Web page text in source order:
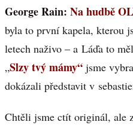
George Rain: Na hudbě
byla to první kapela, kterou
letech naživo – a Láďa to
„Slzy tvý mámy“ jsme
dokázali představit v
Chtěli jsme ctít originál, ale